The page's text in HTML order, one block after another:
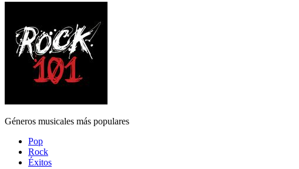
Géneros musicales más populares
Pop
Rock
Éxitos